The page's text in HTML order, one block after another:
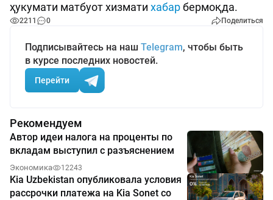
ҳукумати матбуот хизмати хабарбермоқда.
2211 0 Поделиться
Подписывайтесь на наш Telegram, чтобы быть
в курсе последних новостей.
Перейти
Рекомендуем
Автор идеи налога на проценты по
вкладам выступил с разъяснением
Экономика 12243
Kia Uzbekistan опубликовала условия
рассрочки платежа на Kia Sonet со